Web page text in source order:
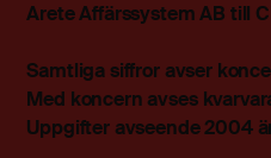
Arete Affärssystem AB till
Samtliga siffror avser
Med koncern avses
Uppgifter avseende 2004